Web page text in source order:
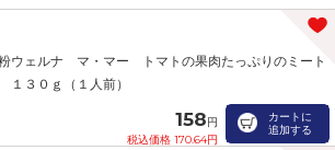
ウェルナ マ・マー トマトの果肉たっぷりのミート
３０ｇ（１人前）
158円
税込価格 170.64円
カートに
追加する